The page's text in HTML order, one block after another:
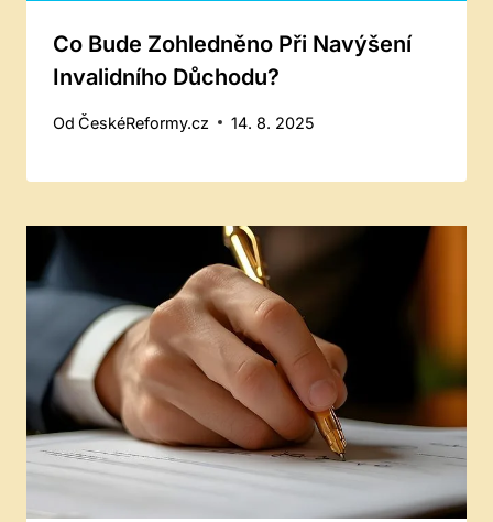
Co Bude Zohledněno Při Navýšení
Invalidního Důchodu?
Od ČeskéReformy.cz 14. 8. 2025